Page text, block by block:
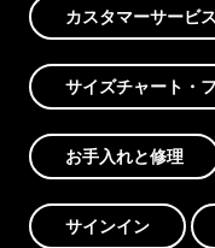
カスタマーサービス
サイズチャート・
お手入れと修理
サインイン